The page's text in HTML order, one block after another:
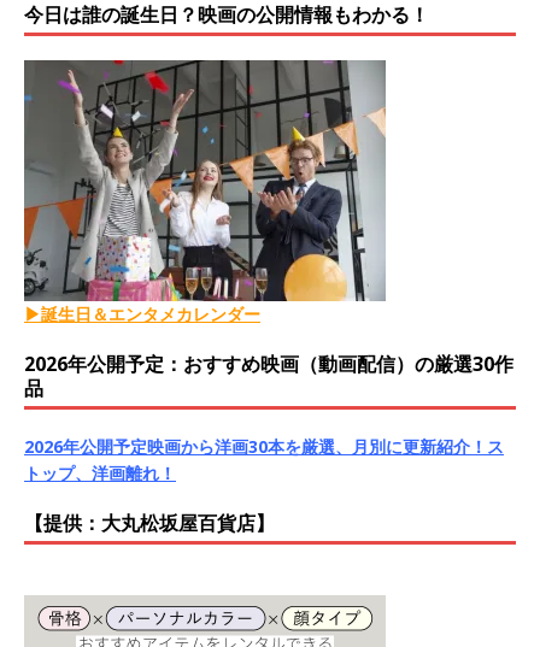
今日は誰の誕生日？映画の公開情報もわかる！
▶誕生日＆エンタメカレンダー
2026年公開予定：おすすめ映画（動画配信）の厳選30作
品
2026年公開予定映画から洋画30本を厳選、月別に更新紹介！ス
トップ、洋画離れ！
【提供：大丸松坂屋百貨店】